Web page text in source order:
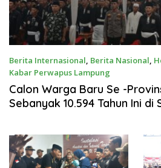
Berita Internasional, Berita Nasional,
Kabar Perwapus Lampung
1 Juli 2025
Calon Warga Baru Se -
Sebanyak 10.594 Tahun Ini di